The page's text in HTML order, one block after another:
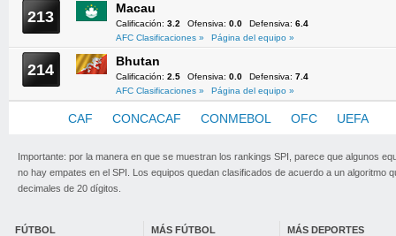
213 Macau
Calificación: 3.2 Ofensiva: 0.0 Defensiva: 6.4
AFC Clasificaciones »
Página del equipo »
214 Bhutan
Calificación: 2.5 Ofensiva: 0.0 Defensiva: 7.4
AFC Clasificaciones »
Página del equipo »
CAF CONCACAF CONMEBOL OFC UEFA
Importante: por la manera en que se muestran los rankings SPI, parece que algunos
no hay empates en el SPI. Los equipos quedan clasificados de acuerdo a un algoritmo
decimales de 20 dígitos.
FÚTBOL MÁS FÚTBOL MÁS DEPORTES